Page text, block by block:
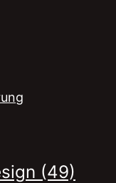
(49)